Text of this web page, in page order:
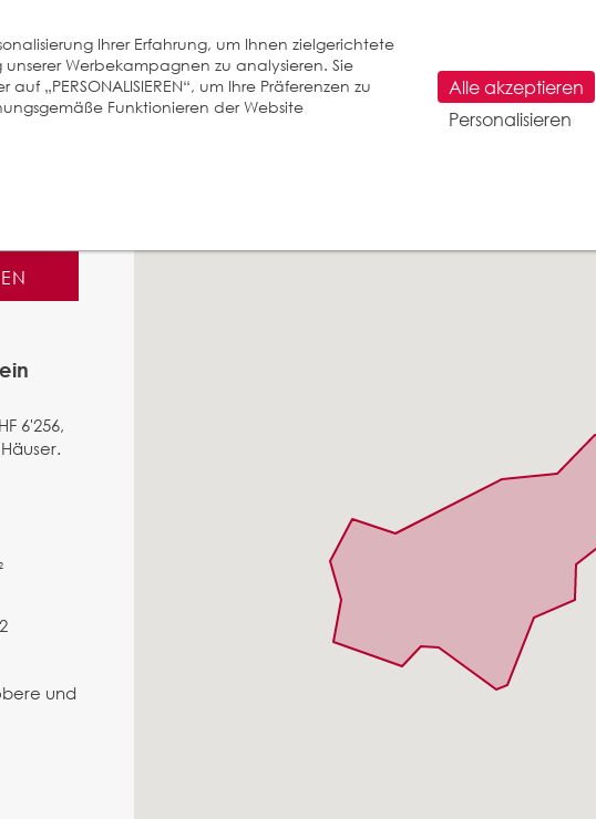
6'256,
und
Ihrer Erfahrung, um Ihnen zielgerichtete
Werbekampagnen zu analysieren. Sie
„PERSONALISIEREN“, um Ihre Präferenzen zu
Funktionieren der Website
Alle akzeptieren
Personalisieren